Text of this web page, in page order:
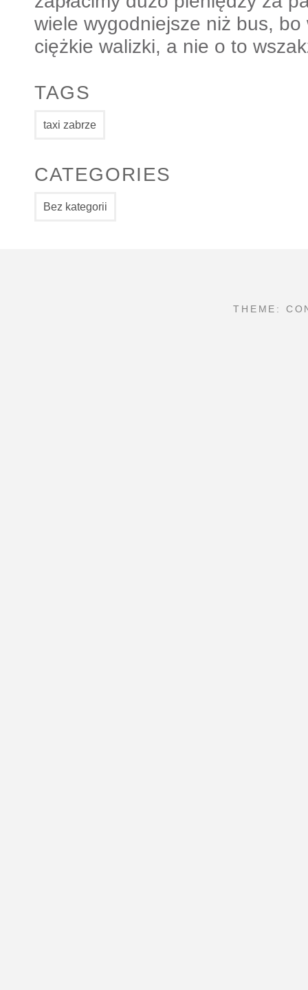
wiele wygodniejsze niż bus,
ciężkie walizki, a nie o to
TAGS
taxi zabrze
CATEGORIES
Bez kategorii
THEME: